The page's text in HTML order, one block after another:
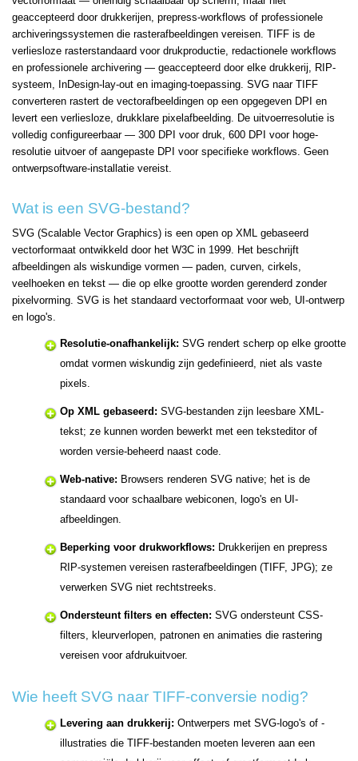
geaccepteerd door drukkerijen, prepress-workflows of professionele
archiveringssystemen die rasterafbeeldingen vereisen. TIFF is de
verliesloze rasterstandaard voor drukproductie, redactionele workflows
en professionele archivering — geaccepteerd door elke drukkerij, RIP-
systeem, InDesign-lay-out en imaging-toepassing. SVG naar TIFF
converteren rastert de vectorafbeeldingen op een opgegeven DPI en
levert een verliesloze, drukklare pixelafbeelding. De uitvoerresolutie is
volledig configureerbaar — 300 DPI voor druk, 600 DPI voor hoge-
resolutie uitvoer of aangepaste DPI voor specifieke workflows. Geen
ontwerpsoftware-installatie vereist.
Wat is een SVG-bestand?
SVG (Scalable Vector Graphics) is een open op XML gebaseerd
vectorformaat ontwikkeld door het W3C in 1999. Het beschrijft
afbeeldingen als wiskundige vormen — paden, curven, cirkels,
veelhoeken en tekst — die op elke grootte worden gerenderd zonder
pixelvorming. SVG is het standaard vectorformaat voor web, UI-ontwerp
en logo's.
Resolutie-onafhankelijk: SVG rendert scherp op elke grootte
omdat vormen wiskundig zijn gedefinieerd, niet als vaste
pixels.
Op XML gebaseerd: SVG-bestanden zijn leesbare XML-
tekst; ze kunnen worden bewerkt met een teksteditor of
worden versie-beheerd naast code.
Web-native: Browsers renderen SVG native; het is de
standaard voor schaalbare webiconen, logo's en UI-
afbeeldingen.
Beperking voor drukworkflows: Drukkerijen en prepress
RIP-systemen vereisen rasterafbeeldingen (TIFF, JPG); ze
verwerken SVG niet rechtstreeks.
Ondersteunt filters en effecten: SVG ondersteunt CSS-
filters, kleurverlopen, patronen en animaties die rastering
vereisen voor afdrukuitvoer.
Wie heeft SVG naar TIFF-conversie nodig?
Levering aan drukkerij: Ontwerpers met SVG-logo's of -
illustraties die TIFF-bestanden moeten leveren aan een